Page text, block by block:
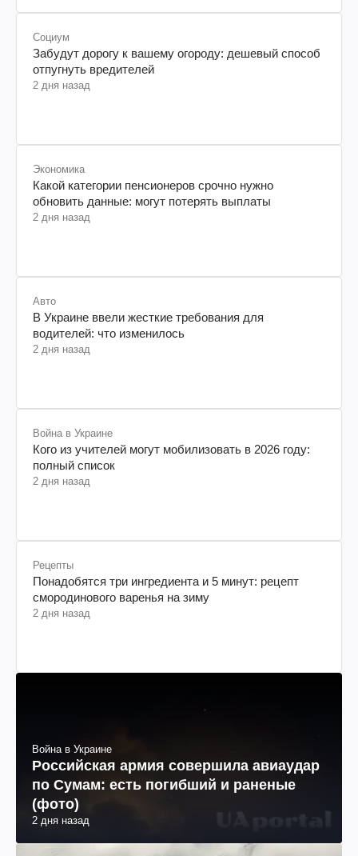
Социум
Забудут дорогу к вашему огороду: дешевый способ
отпугнуть вредителей
2 дня назад
Экономика
Какой категории пенсионеров срочно нужно
обновить данные: могут потерять выплаты
2 дня назад
Авто
В Украине ввели жесткие требования для
водителей: что изменилось
2 дня назад
Война в Украине
Кого из учителей могут мобилизовать в 2026 году:
полный список
2 дня назад
Рецепты
Понадобятся три ингредиента и 5 минут: рецепт
смородинового варенья на зиму
2 дня назад
Война в Украине
Российская армия совершила авиаудар
по Сумам: есть погибший и раненые
(фото)
2 дня назад